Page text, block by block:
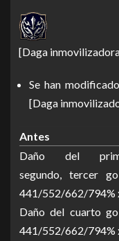
[Daga
Se han
[Daga
Antes
Daño del
segundo, tercer
441/552/662/794%
Daño del cuarto
441/552/662/794%